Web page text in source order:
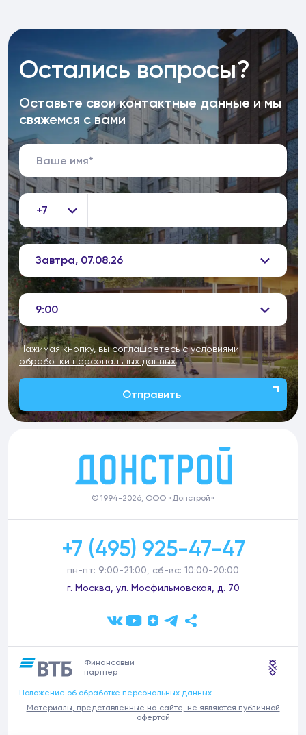
Остались вопросы?
Оставьте свои контактные данные и мы
свяжемся с вами
+7
Завтра, 07.08.26
9:00
Нажимая кнопку, вы соглашаетесь сусловиями
обработки персональных данных
Отправить
© 1994-2026, ООО «Донстрой»
+7 (495) 925-47-47
пн-пт: 9:00-21:00, сб-вс: 10:00-20:00
г. Москва, ул. Мосфильмовская, д. 70
Финансовый
партнер
Положение об обработке персональных данных
Материалы, представленные на сайте, не являются публичной
офертой